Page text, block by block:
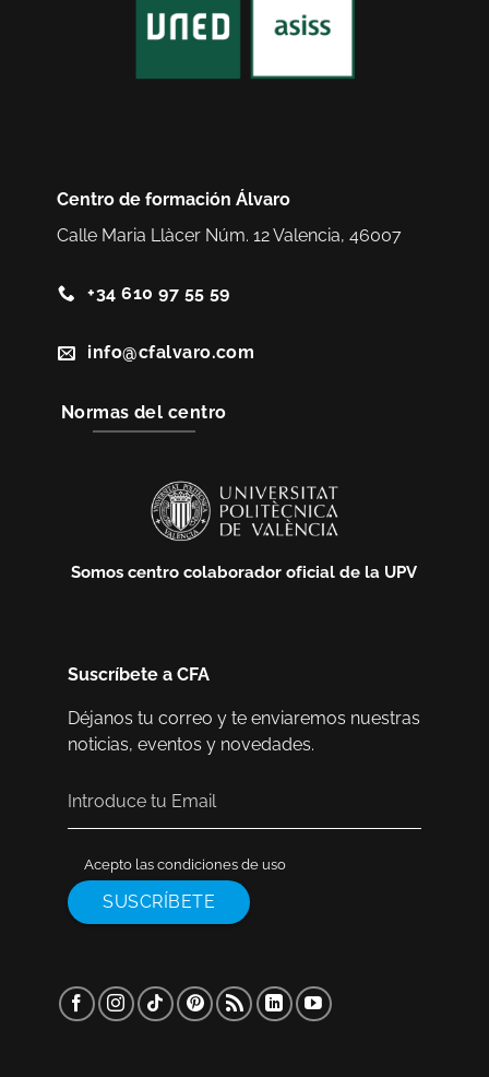
Centro de formación Álvaro
Calle Maria Llàcer Núm. 12 Valencia, 46007
+34 610 97 55 59
info@cfalvaro.com
Normas del centro
Somos centro colaborador oficial de la UPV
Suscríbete a CFA
Déjanos tu correo y te enviaremos nuestras
noticias, eventos y novedades.
Acepto las condiciones de uso